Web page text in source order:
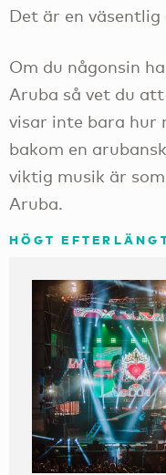
Det är en
Om du någonsin
Aruba så vet du
visar inte bara hur
bakom en
viktig musik är
Aruba.
HÖGT